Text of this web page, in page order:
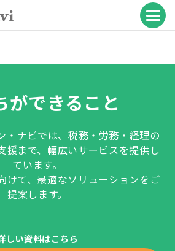
ができること
・ナビでは、税務・労務・経理の
援まで、幅広いサービスを提供し
ています。
けて、最適なソリューションをご
提案します。
しい資料はこちら